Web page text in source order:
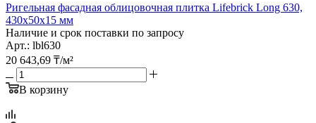
Ригельная фасадная облицовочная плитка Lifebrick Long 630,
430х50х15 мм
Наличие и срок поставки по запросу
Арт.: lbl630
20 643,69 ₸/м²
В корзину